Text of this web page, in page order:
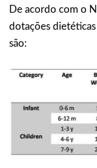
De acordo com o
dotações
são: